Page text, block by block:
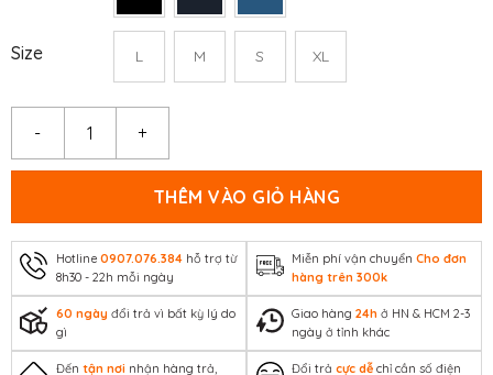
Size L M S XL
THÊM VÀO GIỎ HÀNG
Hotline 0907.076.384hỗ trợ từ
8h30 - 22h mỗi ngày
Miễn phí vận chuyển Cho đơn
hàng trên 300k
60 ngày đổi trả vì bất kỳ lý do
gì
Giao hàng 24h ở HN & HCM 2-3
ngày ở tỉnh khác
Đến tận nơi nhận hàng trả,
Đổi trả cực dễ chỉ cần số điện